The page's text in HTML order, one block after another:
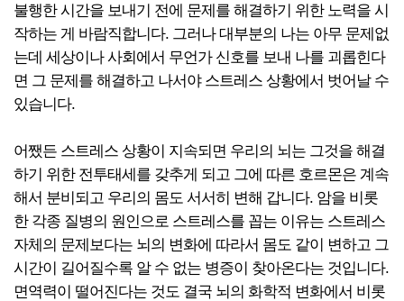
불행한 시간을 보내기 전에 문제를 해결하기 위한 노력을 시
작하는 게 바람직합니다. 그러나 대부분의 나는 아무 문제없
는데 세상이나 사회에서 무언가 신호를 보내 나를 괴롭힌다
면 그 문제를 해결하고 나서야 스트레스 상황에서 벗어날 수
있습니다.
어쨌든 스트레스 상황이 지속되면 우리의 뇌는 그것을 해결
하기 위한 전투태세를 갖추게 되고 그에 따른 호르몬은 계속
해서 분비되고 우리의 몸도 서서히 변해 갑니다. 암을 비롯
한 각종 질병의 원인으로 스트레스를 꼽는 이유는 스트레스
자체의 문제보다는 뇌의 변화에 따라서 몸도 같이 변하고 그
시간이 길어질수록 알 수 없는 병증이 찾아온다는 것입니다.
면역력이 떨어진다는 것도 결국 뇌의 화학적 변화에서 비롯